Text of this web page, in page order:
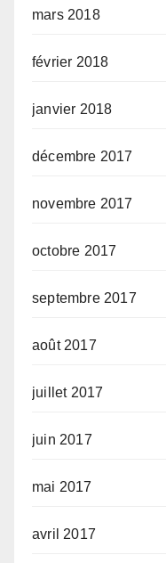
mars 2018
février 2018
janvier 2018
décembre 2017
novembre 2017
octobre 2017
septembre 2017
août 2017
juillet 2017
juin 2017
mai 2017
avril 2017